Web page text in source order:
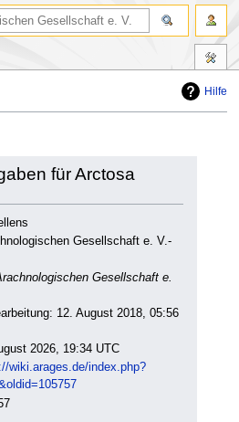
Hilfe
für Arctosa
Gesellschaft e. V.-
Gesellschaft e.
12. August 2018, 05:56
2026, 19:34 UTC
wiki.arages.de/index.php?